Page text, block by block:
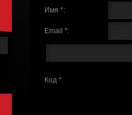
Имя *:
Email *:
Код *: